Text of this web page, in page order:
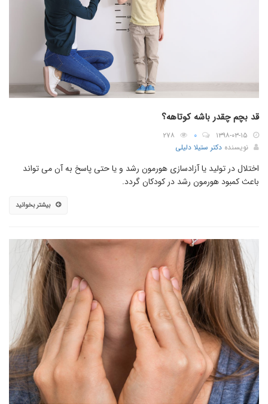
قد بچم چقدر باشه کوتاهه؟
۱۳۹۸-۰۳-۱۵ ۰
۲۷۸
نویسنده دکتر ستیلا دلیلی
اختلال در تولید یا آزادسازی هورمون رشد و یا حتی پاسخ به آن می تواند
باعث کمبود هورمون رشد در کودکان گردد.
بیشتر بخوانید